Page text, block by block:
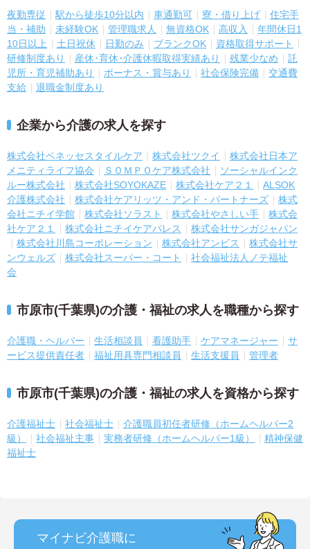
夜勤専従 駅から徒歩10分以内 車通勤可 寮・借り上げ
住宅手
当・補助
未経験OK 管理職求人 無資格OK 高収入
年間休日1
10日以上
土日祝休 日勤のみ ブランクOK
資格取得サポート
研修制度あり
産休･育休･介護休暇取得実績あり 残業少なめ
託
児所・育児補助あり
ボーナス・賞与あり 社会保険完備
交通費
支給
退職金制度あり
企業から介護の求人を探す
株式会社ベネッセスタイルケア 株式会社ツクイ
株式会社日本ア
メニティライフ協会
ＳＯＭＰＯケア株式会社
ソーシャルインク
ルー株式会社
株式会社SOYOKAZE 株式会社ケア２１
ALSOK
介護株式会社
株式会社ケアリッツ・アンド・パートナーズ
株式
会社ニチイ学館
株式会社ソラスト 株式会社やさしい手
株式会
社ケア２１
株式会社ニチイケアパレス
株式会社サンガジャパン
株式会社川島コーポレーション
株式会社アンビス
株式会社サ
ンウェルズ
株式会社スーパー・コート
社会福祉法人ノテ福祉
会
市原市(千葉県)の介護・福祉の求人を職種から探す
介護職・ヘルパー 生活相談員 看護助手 ケアマネージャー
サ
ービス提供責任者
福祉用具専門相談員 生活支援員 管理者
市原市(千葉県)の介護・福祉の求人を資格から探す
介護福祉士 社会福祉士
介護職員初任者研修（ホームヘルパー2
級）
社会福祉主事 実務者研修（ホームヘルパー1級）
精神保健
福祉士
マイナビ介護職に